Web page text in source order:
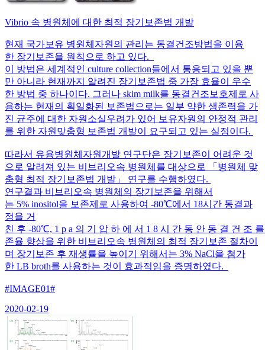
Vibrio 속 병원체에 대한 최적 장기보존법 개발
현재 국가보유 병원체자원의 관리는 동결건조방법을 이용
한 장기보존을 원칙으로 하고 있다.
이 방법은 세계적인 culture collection들에서 통용되고 있을 뿐
만 아니라 현재까지 알려진 장기보존법 중 가장 효율이 우수
한 방법 중 하나이다. 그러나 skim milk를 동결건조보호제로 사
용하는 현재의 획일화된 보존법으로는 일부 약한 생존력을 가
진 균주에 대한 자원소실우려가 있어 보유자원의 안정적 관리
를 위한 자원맞춤형 보존법 개발이 요구되고 있는 실정이다.
따라서 유용병원체자원개발 연구단은 장기보존이 어려운 것
으로 알려져 있는 비브리오속 병원체를 대상으로 「병원체 맞
춤형 최적 장기보존법 개발」 연구를 수행하였다.
연구결과 비브리오속 병원체의 장기보존을 위해서
는 5% inositol을 보존제로 사용하여 -80℃에서 18시간 동결과
정을 거
친 후 -80℃, 1 p a 의 기 압 하 에 서 1 8 시 간 동 안 동 결 건 조
존율 향상을 위한 비브리오속 병원체의 최적 장기보존 절차이
며 장기보존 후 재생률을 높이기 위해서는 3% NaCl을 첨가
한 LB broth를 사용하는 것이 효과적임을 증명하였다.
#IMAGE01#
2020-02-19